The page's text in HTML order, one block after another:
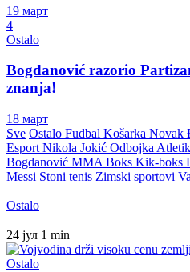
19 март
4
Ostalo
Bogdanović razorio
znanja!
18 март
Sve Ostalo Fudbal Košarka Novak
Esport Nikola Jokić Odbojka
Bogdanović MMA Boks Kik-boks
Messi Stoni tenis Zimski sportovi
Ostalo
24 јул 1 min
Ostalo